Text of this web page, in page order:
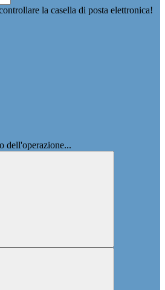
la casella di posta elettronica!
dell'operazione...